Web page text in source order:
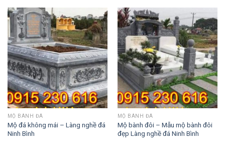
MỘ BÀNH ĐÁ
Mộ đá không mái – Làng nghề đá
Ninh Bình
MỘ BÀNH ĐÁ
Mộ bành đôi – Mẫu mộ bành đôi
đẹp Làng nghề đá Ninh Bình